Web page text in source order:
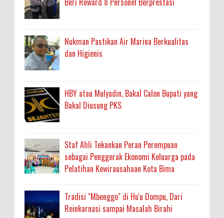
Nukman Pastikan Air Marina Berkualitas
dan Higienis
HBY atau Mulyadin, Bakal Calon Bupati yang
Bakal Diusung PKS
Staf Ahli Tekankan Peran Perempuan
sebagai Penggerak Ekonomi Keluarga pada
Pelatihan Kewirausahaan Kota Bima
Tradisi "Mbenggo" di Hu'u Dompu, Dari
Reinkarnasi sampai Masalah Birahi